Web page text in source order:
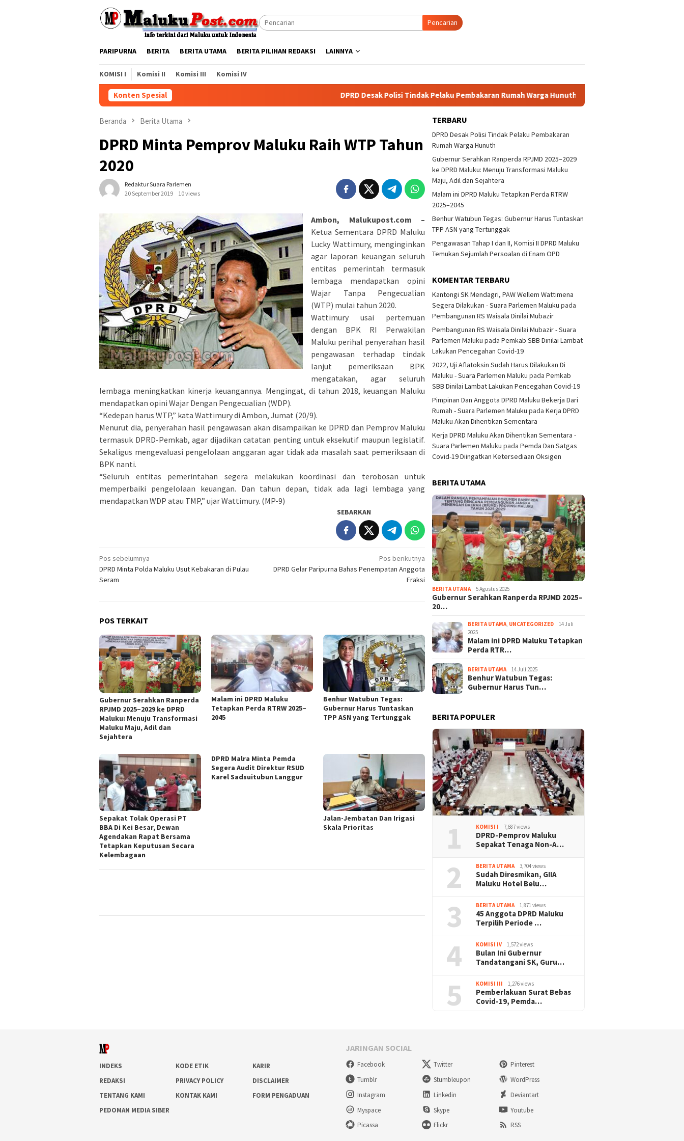
Pencarian
PARIPURNA BERITA BERITA UTAMA BERITA PILIHAN REDAKSI LAINNYA
KOMISI I Komisi II Komisi III Komisi IV
Konten Spesial DPRD Desak Polisi Tindak Pelaku Pembakaran Rumah Warga Hunuth Gubernur Serahkan Ranperda
Beranda Berita Utama
DPRD Minta Pemprov Maluku Raih WTP Tahun
2020
Redaktur Suara Parlemen
20 September 2019
10 views
Ambon, Malukupost.com –
Ketua Sementara DPRD Maluku
Lucky Wattimury, menginginkan
agar laporan keuangan seluruh
entitas pemerintah termasuk
lembaga mendapatkan opini
Wajar Tanpa Pengecualian
(WTP) mulai tahun 2020.
Wattimury usai pertemuan
dengan BPK RI Perwakilan
Maluku perihal penyerahan hasil
pengawasan terhadap tindak
lanjut pemeriksaan BPK
mengatakan, agar seluruh
lembaga meningkatkan kinerja keuangannya. Mengingat, di tahun 2018, keuangan Maluku
mendapatkan opini Wajar Dengan Pengecualian (WDP).
“Kedepan harus WTP,” kata Wattimury di Ambon, Jumat (20/9).
Menurut dia, penyerahan hasil pengawasan akan disampaikan ke DPRD dan Pemprov Maluku
termasuk DPRD-Pemkab, agar dijadikan catatan penting untuk eksekutif maupun legislatif.
Sekaligus mengevaluasi pengelolaan anggaran agar tidak ada masalah saat pemeriksaan di
BPK nanti.
“Seluruh entitas pemerintahan segera melakukan koordinasi dan terobosan untuk
memperbaiki pengelolaan keuangan. Dan tahun depan, tidak ada lagi lembaga yang
mendapatkan WDP atau TMP,” ujar Wattimury. (MP-9)
SEBARKAN
Navigasi
pos
Pos sebelumnya
DPRD Minta Polda Maluku Usut Kebakaran di Pulau
Seram
Pos berikutnya
DPRD Gelar Paripurna Bahas Penempatan Anggota
Fraksi
POS TERKAIT
Gubernur Serahkan Ranperda
RPJMD 2025–2029 ke DPRD
Maluku: Menuju Transformasi
Maluku Maju, Adil dan
Sejahtera
Malam ini DPRD Maluku
Tetapkan Perda RTRW 2025–
2045
Benhur Watubun Tegas:
Gubernur Harus Tuntaskan
TPP ASN yang Tertunggak
Sepakat Tolak Operasi PT
BBA Di Kei Besar, Dewan
Agendakan Rapat Bersama
Tetapkan Keputusan Secara
Kelembagaan
DPRD Malra Minta Pemda
Segera Audit Direktur RSUD
Karel Sadsuitubun Langgur
Jalan-Jembatan Dan Irigasi
Skala Prioritas
TERBARU
DPRD Desak Polisi Tindak Pelaku Pembakaran
Rumah Warga Hunuth
Gubernur Serahkan Ranperda RPJMD 2025–2029
ke DPRD Maluku: Menuju Transformasi Maluku
Maju, Adil dan Sejahtera
Malam ini DPRD Maluku Tetapkan Perda RTRW
2025–2045
Benhur Watubun Tegas: Gubernur Harus Tuntaskan
TPP ASN yang Tertunggak
Pengawasan Tahap I dan II, Komisi II DPRD Maluku
Temukan Sejumlah Persoalan di Enam OPD
KOMENTAR TERBARU
Kantongi SK Mendagri, PAW Wellem Wattimena
Segera Dilakukan - Suara Parlemen Maluku pada
Pembangunan RS Waisala Dinilai Mubazir
Pembangunan RS Waisala Dinilai Mubazir - Suara
Parlemen Maluku padaPemkab SBB Dinilai Lambat
Lakukan Pencegahan Covid-19
2022, Uji Aflatoksin Sudah Harus Dilakukan Di
Maluku - Suara Parlemen Maluku padaPemkab
SBB Dinilai Lambat Lakukan Pencegahan Covid-19
Pimpinan Dan Anggota DPRD Maluku Bekerja Dari
Rumah - Suara Parlemen Maluku padaKerja DPRD
Maluku Akan Dihentikan Sementara
Kerja DPRD Maluku Akan Dihentikan Sementara -
Suara Parlemen Maluku padaPemda Dan Satgas
Covid-19 Diingatkan Ketersediaan Oksigen
BERITA UTAMA
BERITA UTAMA 5 Agustus 2025
Gubernur Serahkan Ranperda RPJMD 2025–
20…
BERITA UTAMA UNCATEGORIZED
14 Juli
2025
Malam ini DPRD Maluku Tetapkan
Perda RTR…
BERITA UTAMA 14 Juli 2025
Benhur Watubun Tegas:
Gubernur Harus Tun…
BERITA POPULER
1 KOMISI I 7,687 views
DPRD-Pemprov Maluku
Sepakat Tenaga Non-A…
2 BERITA UTAMA 3,704 views
Sudah Diresmikan, GIIA
Maluku Hotel Belu…
3 BERITA UTAMA 1,871 views
45 Anggota DPRD Maluku
Terpilih Periode …
4 KOMISI IV 1,572 views
Bulan Ini Gubernur
Tandatangani SK, Guru…
5 KOMISI III 1,276 views
Pemberlakuan Surat Bebas
Covid-19, Pemda…
INDEKS KODE ETIK
KARIR
REDAKSI
PRIVACY POLICY
DISCLAIMER
TENTANG KAMI
KONTAK KAMI
FORM PENGADUAN
PEDOMAN MEDIA SIBER
JARINGAN SOCIAL
Facebook Twitter
Pinterest
Tumblr
Stumbleupon
WordPress
Instagram
Linkedin
Deviantart
Myspace
Skype
Youtube
Picassa
Flickr RSS